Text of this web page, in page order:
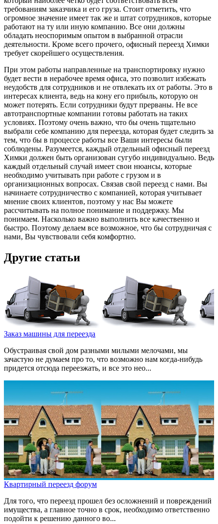
требованиям заказчика и его груза. Стоит отметить, что
огромное значение имеет так же и штат сотрудников, которые
работают на ту или иную компанию. Все они должны
обладать неоспоримым опытом в выбранной отрасли
деятельности. Кроме всего прочего, офисный переезд Химки
требует скорейшего осуществления.
При этом работы направленные на транспортировку нужно
будет вести в нерабочее время офиса, это позволит избежать
неудобств для сотрудников и не отвлекать их от работы. Это в
интересах клиента, ведь на кону его прибыль, которую он
может потерять. Если сотрудники будут прерваны. Не все
автотранспортные компании готовы работать на таких
условиях. Поэтому очень важно, что бы очень тщательно
выбрали себе компанию для переезда, которая будет следить за
тем, что бы в процессе работы все Ваши интересы были
соблюдены. Разумеется, каждый отдельный офисный переезд
Химки должен быть организован сугубо индивидуально. Ведь
каждый отдельный случай имеет свои нюансы, которые
необходимо учитывать при работе с грузом и в
организационных вопросах. Связав свой переезд с нами. Вы
начинаете сотрудничество с компанией, которая учитывает
мнение своих клиентов, поэтому у нас Вы можете
рассчитывать на полное понимание и поддержку. Мы
понимаем. Насколько важно выполнить все качественно и
быстро. Поэтому делаем все возможное, что бы сотрудничая с
нами, Вы чувствовали себя комфортно.
Другие статьи
Заказ машины для переезда
Обустраивая свой дом разными милыми мелочами, мы
зачастую не думаем про то, что возможно нам когда-нибудь
придется отсюда переезжать, и все это нео...
Квартирный переезд форум
Для того, что переезд прошел без осложнений и повреждений
имущества, а главное точно в срок, необходимо ответственно
подойти к решению данного во...